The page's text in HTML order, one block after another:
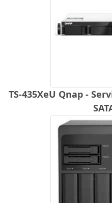
TS-435XeU Qnap -